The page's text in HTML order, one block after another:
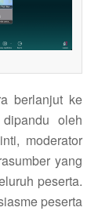
berlanjut ke
oleh
moderator
yang
peserta.
peserta